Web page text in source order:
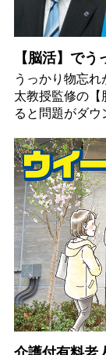
【脳活】で
うっかり物忘
太教授監修の
ると問題がダウ